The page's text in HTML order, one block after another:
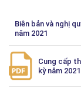
Biên bản và nghị
năm 2021
Cung cấp
kỳ năm